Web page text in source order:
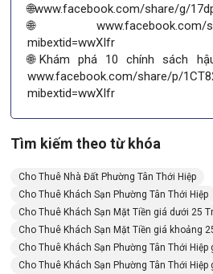
🌐www.facebook.com/share/g/
🌐www.facebook.com/
mibextid=wwXIfr
🌐Khám phá 10 chính sách
www.facebook.com/share/p/
mibextid=wwXIfr
Tìm kiếm theo từ khóa
Cho Thuê Nhà Đất Phường Tân Thới Hiệp
Cho Thuê Khách Sạn Phường Tân Thới Hiệp
Cho Thuê Khách Sạn Mặt Tiền giá dưới 25
Cho Thuê Khách Sạn Mặt Tiền giá khoảng
Cho Thuê Khách Sạn Phường Tân Thới Hiệp
Cho Thuê Khách Sạn Phường Tân Thới Hiệp